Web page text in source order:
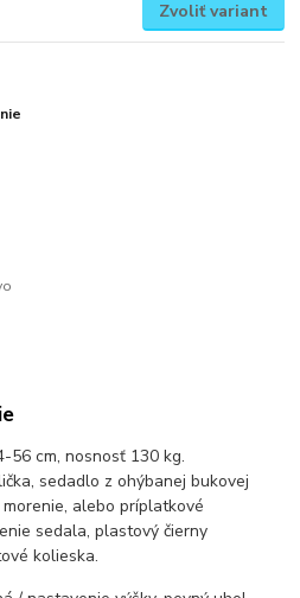
Zvoliť variant
56 cm, nosnosť 130 kg.
sedadlo z ohýbanej bukovej
alebo príplatkové
sedala, plastový čierny
kolieska.